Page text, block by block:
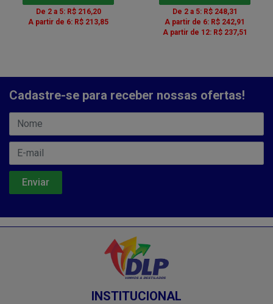
De 2 a 5: R$ 216,20
A partir de 6: R$ 213,85
De 2 a 5: R$ 248,31
A partir de 6: R$ 242,91
A partir de 12: R$ 237,51
Cadastre-se para receber nossas ofertas!
INSTITUCIONAL